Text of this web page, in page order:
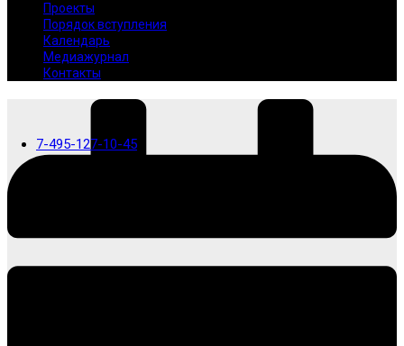
7-495-127-10-45
Проекты
Порядок вступления
Календарь
Медиажурнал
Контакты